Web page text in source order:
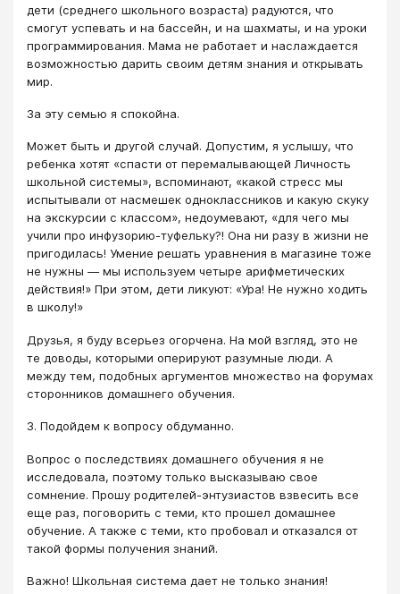
дети (среднего школьного возраста) радуются, что
смогут успевать и на бассейн, и на шахматы, и на уроки
программирования. Мама не работает и наслаждается
возможностью дарить своим детям знания и открывать
мир.
За эту семью я спокойна.
Может быть и другой случай. Допустим, я услышу, что
ребенка хотят «спасти от перемалывающей Личность
школьной системы», вспоминают, «какой стресс мы
испытывали от насмешек одноклассников и какую скуку
на экскурсии с классом», недоумевают, «для чего мы
учили про инфузорию-туфельку?! Она ни разу в жизни не
пригодилась! Умение решать уравнения в магазине тоже
не нужны ― мы используем четыре арифметических
действия!» При этом, дети ликуют: «Ура! Не нужно ходить
в школу!»
Друзья, я буду всерьез огорчена. На мой взгляд, это не
те доводы, которыми оперируют разумные люди. А
между тем, подобных аргументов множество на форумах
сторонников домашнего обучения.
3. Подойдем к вопросу обдуманно.
Вопрос о последствиях домашнего обучения я не
исследовала, поэтому только высказываю свое
сомнение. Прошу родителей-энтузиастов взвесить все
еще раз, поговорить с теми, кто прошел домашнее
обучение. А также с теми, кто пробовал и отказался от
такой формы получения знаний.
Важно! Школьная система дает не только знания!